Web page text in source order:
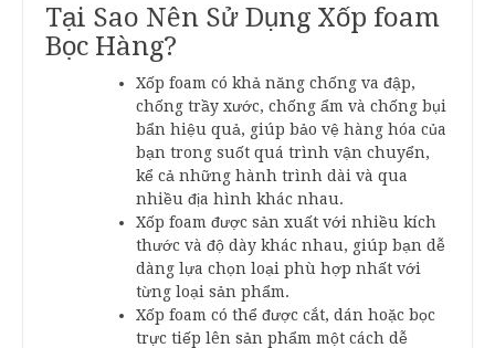
Tại Sao Nên Sử Dụng Xốp foam
Bọc Hàng?
Xốp foam có khả năng chống va đập,
chống trầy xước, chống ẩm và chống bụi
bẩn hiệu quả, giúp bảo vệ hàng hóa của
bạn trong suốt quá trình vận chuyển,
kể cả những hành trình dài và qua
nhiều địa hình khác nhau.
Xốp foam được sản xuất với nhiều kích
thước và độ dày khác nhau, giúp bạn dễ
dàng lựa chọn loại phù hợp nhất với
từng loại sản phẩm.
Xốp foam có thể được cắt, dán hoặc bọc
trực tiếp lên sản phẩm một cách dễ